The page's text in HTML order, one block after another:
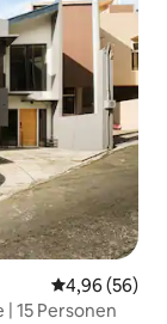
4,96 (56)
15 Personen